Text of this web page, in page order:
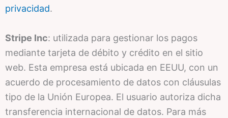
privacidad.
Stripe Inc: utilizada para gestionar los pagos
mediante tarjeta de débito y crédito en el sitio
web. Esta empresa está ubicada en EEUU, con un
acuerdo de procesamiento de datos con cláusulas
tipo de la Unión Europea. El usuario autoriza dicha
transferencia internacional de datos. Para más